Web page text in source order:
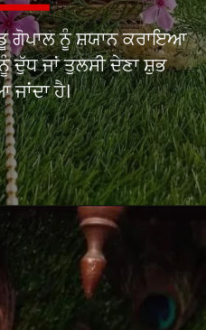
ਗੋਪਾਲ ਨੂੰ ਸ਼ਯਾਨ ਕਰਾਇਆ
ਨੂੰ ਦੁੱਧ ਜਾਂ ਤੁਲਸੀ ਦੇਣਾ ਸ਼ੁਭ
ਹੈ।